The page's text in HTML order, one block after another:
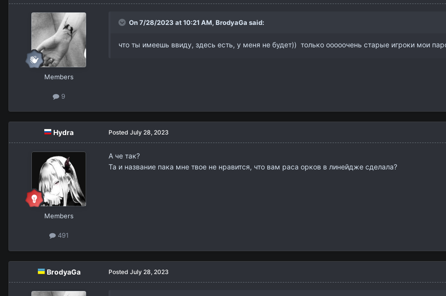
Members
9
On 7/28/2023 at 10:21 AM, BrodyaGa said:
что ты имеешь ввиду, здесь есть, у меня не будет)) только ооооочень старые игроки мои
Hydra
Members
491
Posted July 28, 2023
А че так?
Та и название пака мне твое не нравится, что вам раса орков в линейдже сделала?
BrodyaGa Posted July 28, 2023